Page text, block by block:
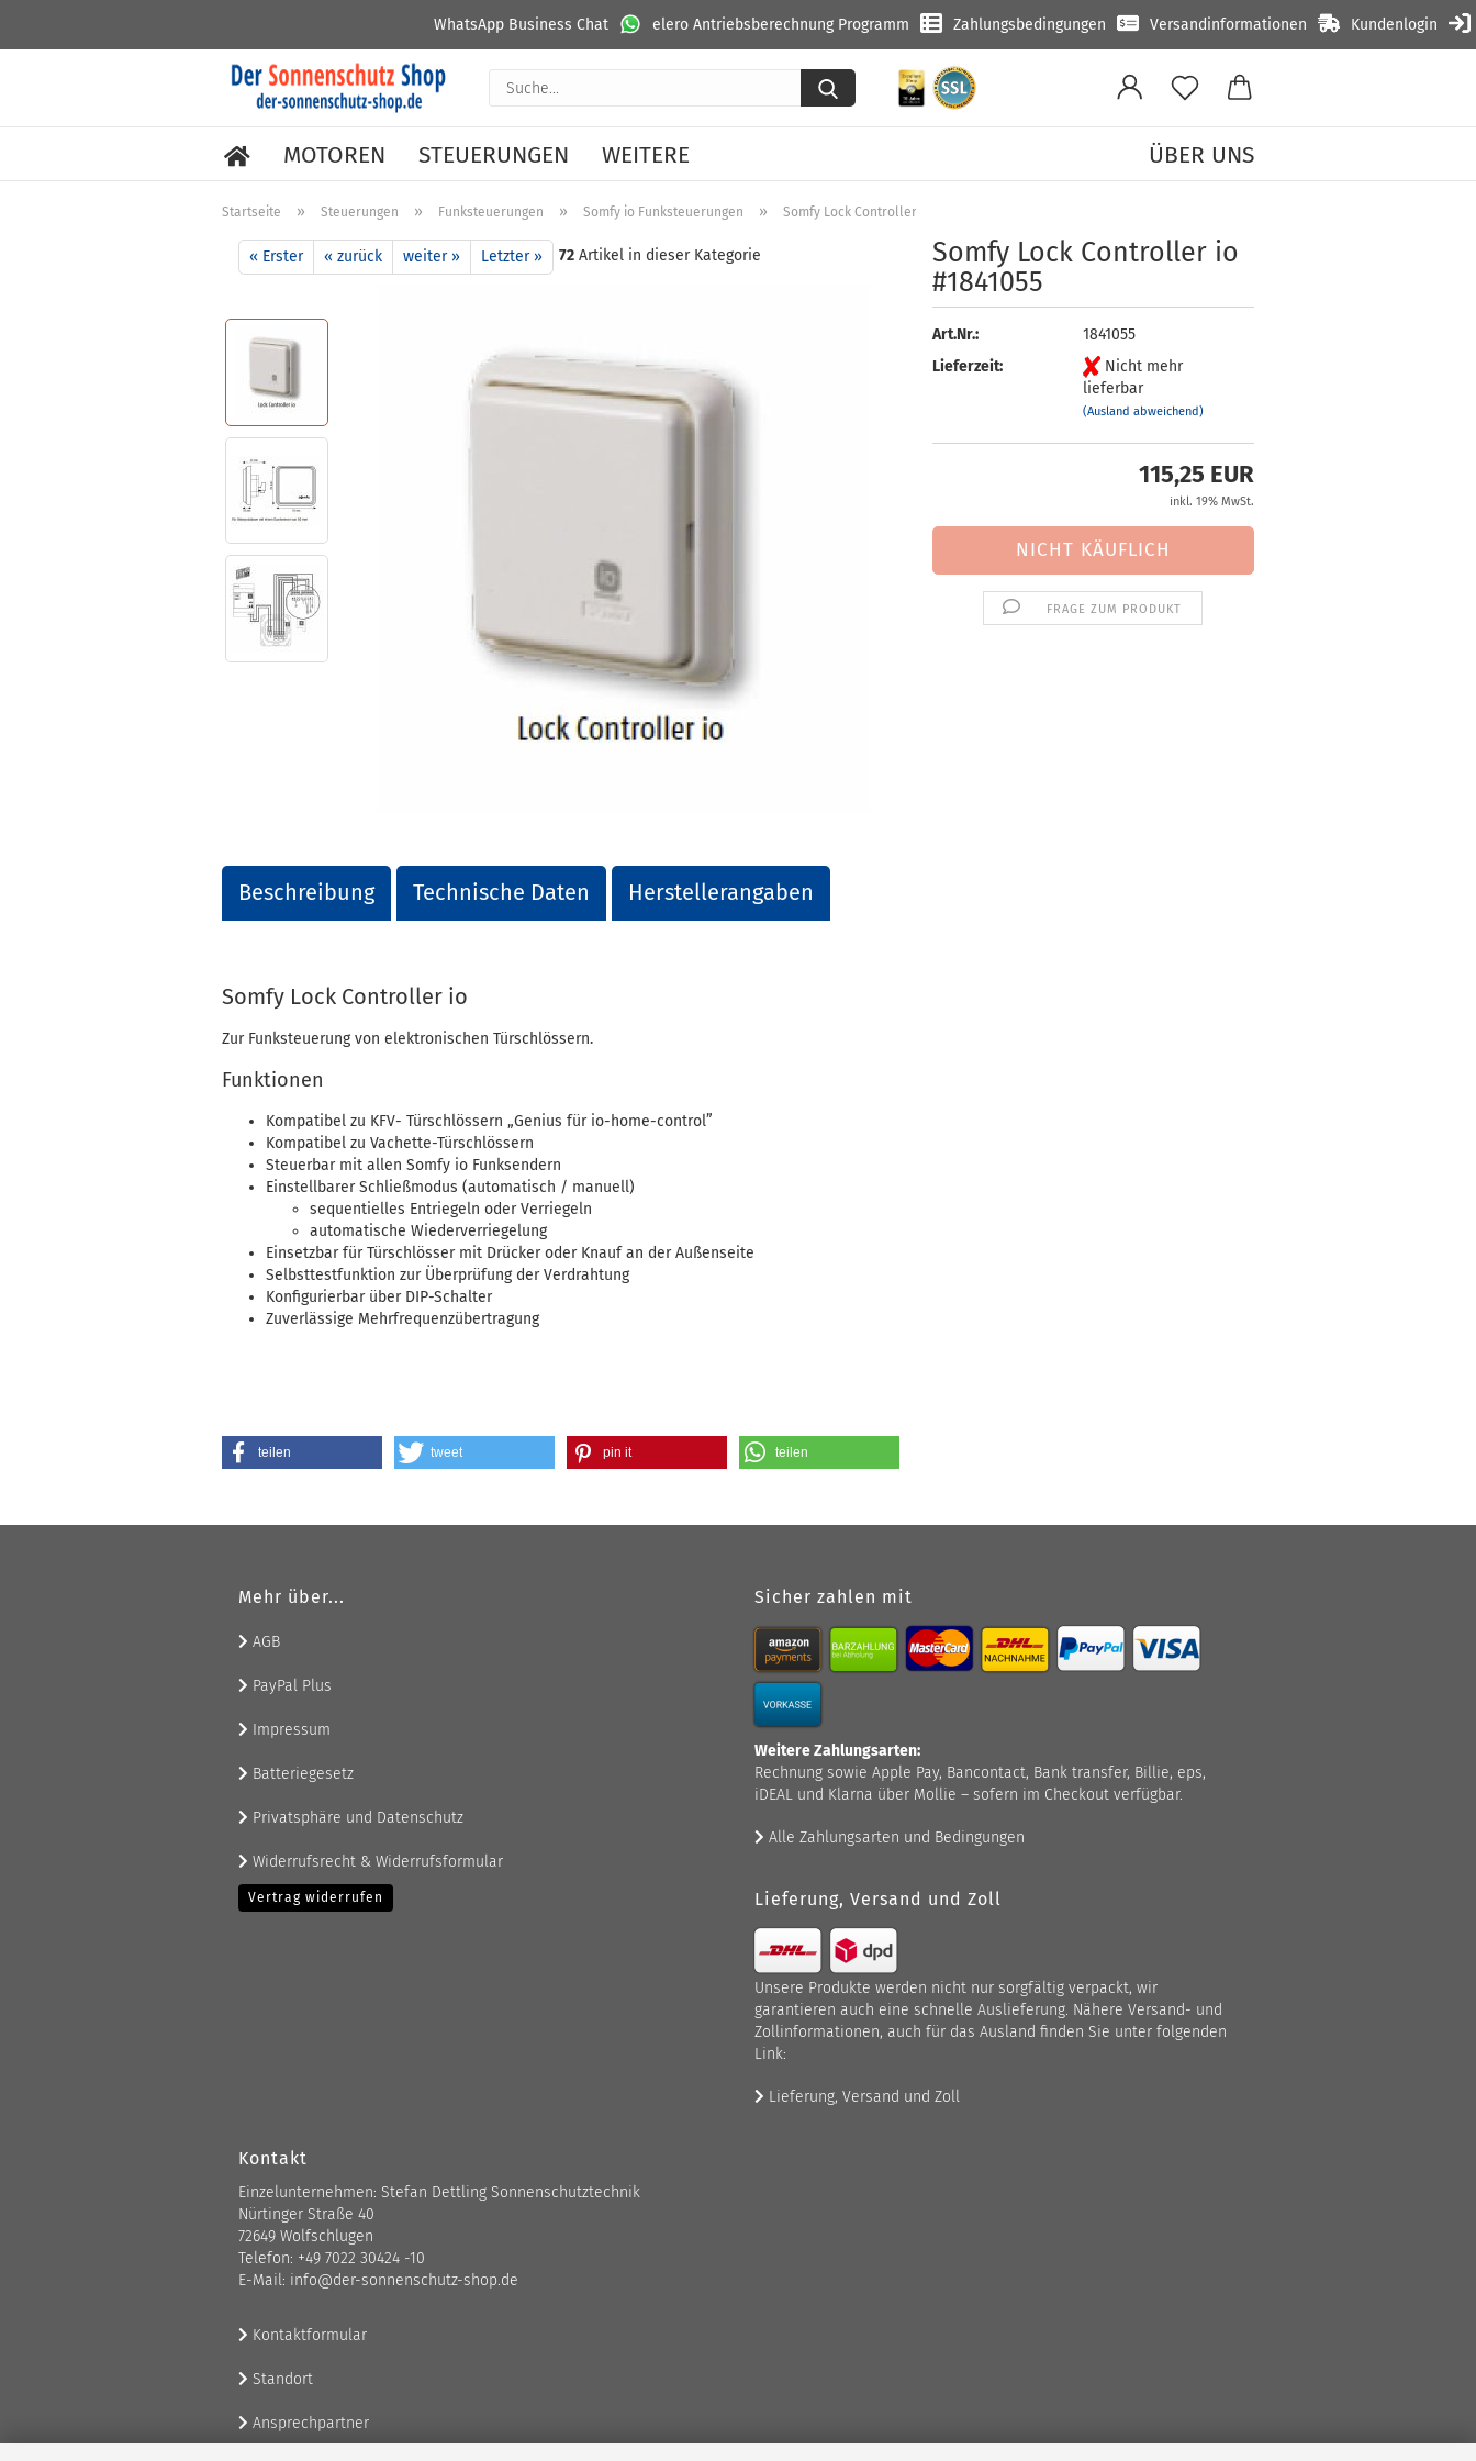
Kundenlogin
Versandinformationen
Zahlungsbedingungen
elero Antriebsberechnung Programm
WhatsApp Business Chat
Suche...
MOTOREN STEUERUNGEN ÜBER UNS
WEITERE
Startseite » Steuerungen » Funksteuerungen » Somfy io Funksteuerungen » Somfy Lock Controller io #1841055
« Erster « zurück weiter » Letzter » 72 Artikel in dieser Kategorie
Somfy Lock Con­trol­ler io
#1841055
Art.Nr.:
1841055
Lieferzeit:
Nicht mehr
lieferbar
(Ausland abweichend)
115,25 EUR
inkl. 19% MwSt.
FRAGE ZUM PRODUKT
Beschreibung Technische Daten Herstellerangaben
Somfy Lock Controller io
Zur Funksteuerung von elektronischen Türschlössern.
Funktionen
Kompatibel zu KFV- Türschlössern „Genius für io-home-control”
Kompatibel zu Vachette-Türschlössern
Steuerbar mit allen Somfy io Funksendern
Einstellbarer Schließmodus (automatisch / manuell)
sequentielles Entriegeln oder Verriegeln
automatische Wiederverriegelung
Einsetzbar für Türschlösser mit Drücker oder Knauf an der Außenseite
Selbsttestfunktion zur Überprüfung der Verdrahtung
Konfigurierbar über DIP-Schalter
Zuverlässige Mehrfrequenzübertragung
teilen tweet pin it teilen
Mehr über...
AGB
PayPal Plus
Impressum
Batteriegesetz
Privatsphäre und Datenschutz
Widerrufsrecht & Widerrufsformular
Vertrag widerrufen
Sicher zahlen mit
Weitere Zahlungsarten:
Rechnung sowie Apple Pay, Bancontact, Bank transfer, Billie, eps,
iDEAL und Klarna über Mollie – sofern im Checkout verfügbar.
Alle Zahlungsarten und Bedingungen
Lieferung, Versand und Zoll
Unsere Produkte werden nicht nur sorgfältig verpackt, wir
garantieren auch eine schnelle Auslieferung. Nähere Versand- und
Zollinformationen, auch für das Ausland finden Sie unter folgenden
Link:
Lieferung, Versand und Zoll
Kontakt
Einzelunternehmen: Stefan Dettling Sonnenschutztechnik
Nürtinger Straße 40
72649 Wolfschlugen
Telefon: +49 7022 30424 -10
E-Mail: info@der-sonnenschutz-shop.de
Kontaktformular
Standort
Ansprechpartner